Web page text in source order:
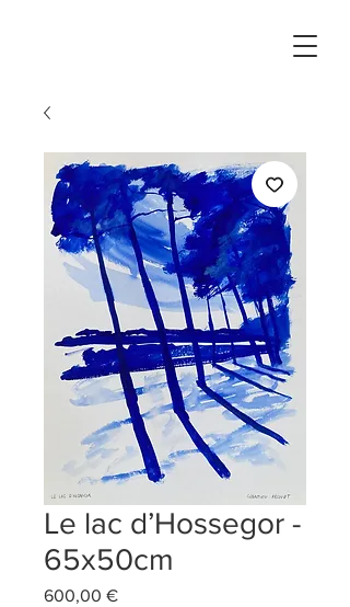
Le lac d’Hossegor -
65x50cm
600,00 €Prix